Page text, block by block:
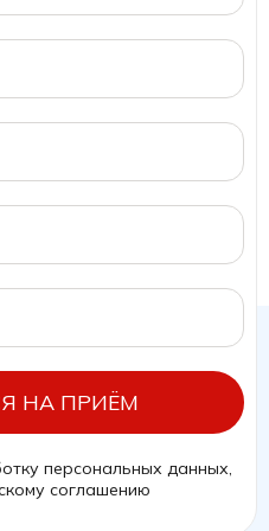
НА ПРИЁМ
персональных данных,
соглашению